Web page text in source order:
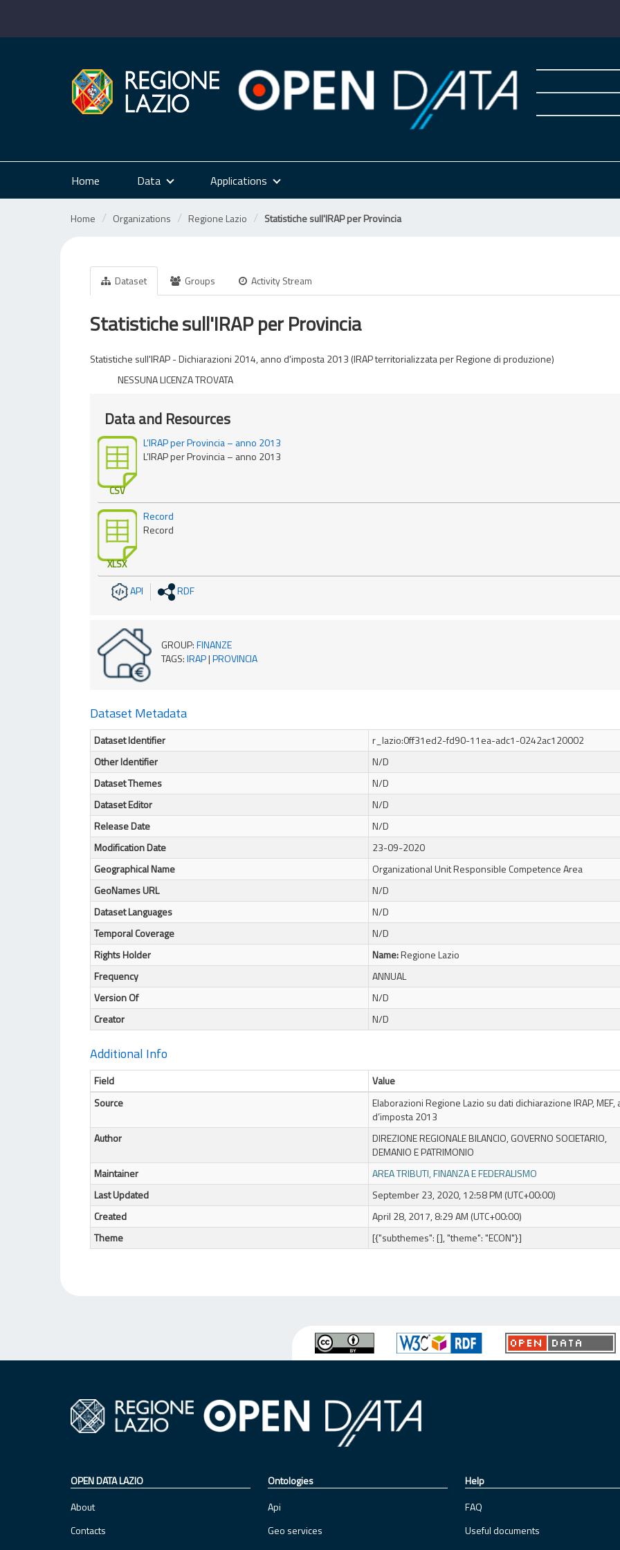
Home Data Applications
Home Organizations Regione Lazio Statistiche sull'IRAP per Provincia
Dataset Groups Activity Stream
Statistiche sull'IRAP per Provincia
Statistiche sull'IRAP - Dichiarazioni 2014, anno d'imposta 2013 (IRAP territorializzata per Regione di produzione)
NESSUNA LICENZA TROVATA
Data and Resources
CSV
L’IRAP per Provincia – anno 2013
L’IRAP per Provincia – anno 2013
XLSX
Record
Record
API RDF
GROUP:FINANZE
TAGS:IRAP|PROVINCIA
Dataset Metadata
Dataset Identifier
r_lazio:0ff31ed2-fd90-11ea-adc1-0242ac120002
Other Identifier
N/D
Dataset Themes
N/D
Dataset Editor
N/D
Release Date
N/D
Modification Date
23-09-2020
Geographical Name
Organizational Unit Responsible Competence Area
GeoNames URL
N/D
Dataset Languages
N/D
Temporal Coverage
N/D
Rights Holder
Name:Regione Lazio
Frequency
ANNUAL
Version Of
N/D
Creator
N/D
Additional Info
Field
Value
Source
Elaborazioni Regione Lazio su dati dichiarazione IRAP, MEF,
d’imposta 2013
Author
DIREZIONE REGIONALE BILANCIO, GOVERNO SOCIETARIO,
DEMANIO E PATRIMONIO
Maintainer
AREA TRIBUTI, FINANZA E FEDERALISMO
Last Updated
September 23, 2020, 12:58 PM (UTC+00:00)
Created
April 28, 2017, 8:29 AM (UTC+00:00)
Theme
[{"subthemes": [], "theme": "ECON"}]
OPEN DATA LAZIO
About
Contacts
Ontologies
Api
Geo services
Help
FAQ
Useful documents